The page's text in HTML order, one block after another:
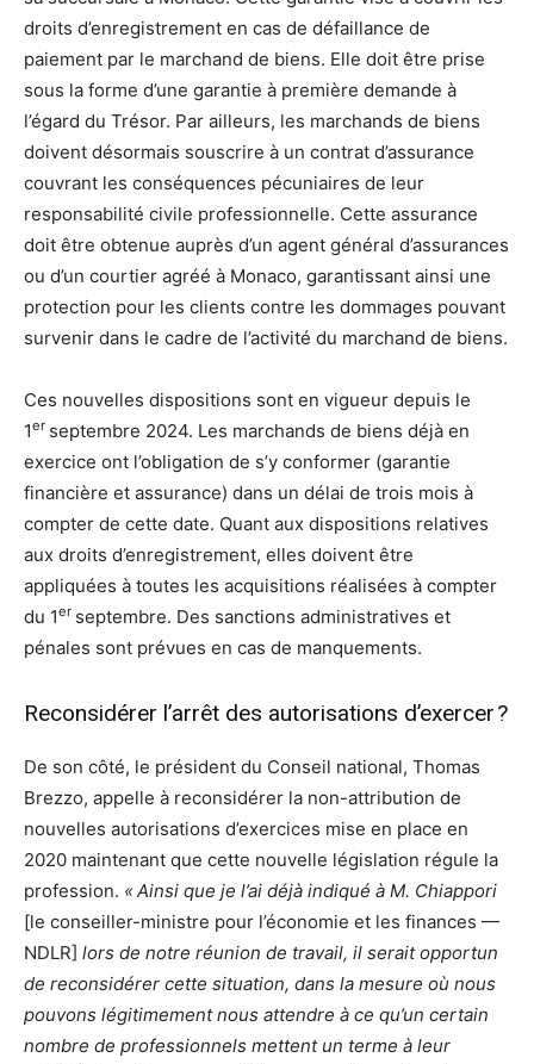
droits d’enregistrement en cas de défaillance de
paiement par le marchand de biens. Elle doit être prise
sous la forme d’une garantie à première demande à
l’égard du Trésor. Par ailleurs, les marchands de biens
doivent désormais souscrire à un contrat d’assurance
couvrant les conséquences pécuniaires de leur
responsabilité civile professionnelle. Cette assurance
doit être obtenue auprès d’un agent général d’assurances
ou d’un courtier agréé à Monaco, garantissant ainsi une
protection pour les clients contre les dommages pouvant
survenir dans le cadre de l’activité du marchand de biens.
Ces nouvelles dispositions sont en vigueur depuis le
1er septembre 2024. Les marchands de biens déjà en
exercice ont l’obligation de s’y conformer (garantie
financière et assurance) dans un délai de trois mois à
compter de cette date. Quant aux dispositions relatives
aux droits d’enregistrement, elles doivent être
appliquées à toutes les acquisitions réalisées à compter
du 1er septembre. Des sanctions administratives et
pénales sont prévues en cas de manquements.
Reconsidérer l’arrêt des autorisations d’exercer ?
De son côté, le président du Conseil national, Thomas
Brezzo, appelle à reconsidérer la non-attribution de
nouvelles autorisations d’exercices mise en place en
2020 maintenant que cette nouvelle législation régule la
profession. « Ainsi que je l’ai déjà indiqué à M. Chiappori
[le conseiller-ministre pour l’économie et les finances —
NDLR] lors de notre réunion de travail, il serait opportun
de reconsidérer cette situation, dans la mesure où nous
pouvons légitimement nous attendre à ce qu’un certain
nombre de professionnels mettent un terme à leur